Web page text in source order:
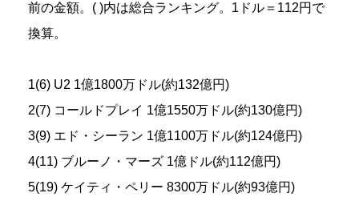
前の金額。( )内は総合ランキング。1ドル＝112円で
換算。
1(6) U2 1億1800万ドル(約132億円)
2(7) コールドプレイ 1億1550万ドル(約130億円)
3(9) エド・シーラン 1億1100万ドル(約124億円)
4(11) ブルーノ・マーズ 1億ドル(約112億円)
5(19) ケイティ・ペリー 8300万ドル(約93億円)